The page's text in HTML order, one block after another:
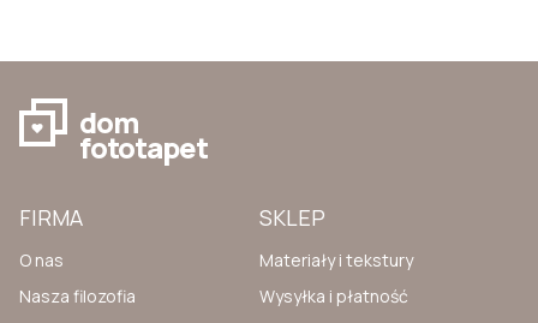
dom
fototapet
FIRMA
O nas
Nasza filozofia
SKLEP
Materiały i tekstury
Wysyłka i płatność